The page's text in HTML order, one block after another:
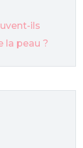
ils
la peau ?